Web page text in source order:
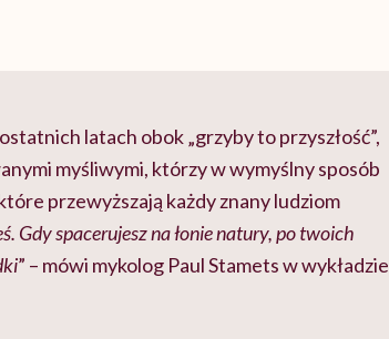
latach obok „grzyby to przyszłość”,
myśliwymi, którzy w wymyślny sposób
przewyższają każdy znany ludziom
Gdy spacerujesz na łonie natury, po twoich
” – mówi mykolog Paul Stamets w wykładzie